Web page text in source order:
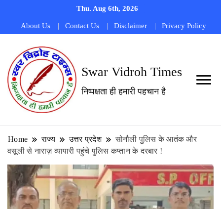
Thu. Aug 6th, 2026
About Us Contact Us Disclaimer Privacy Policy
Swar Vidroh Times
निष्पक्षता ही हमारी पहचान है
Home राज्य उत्तर प्रदेश
सोनौली पुलिस के आतंक और
वसूली से नाराज़ व्यापारी पहुंचे पुलिस कप्तान के दरबार !